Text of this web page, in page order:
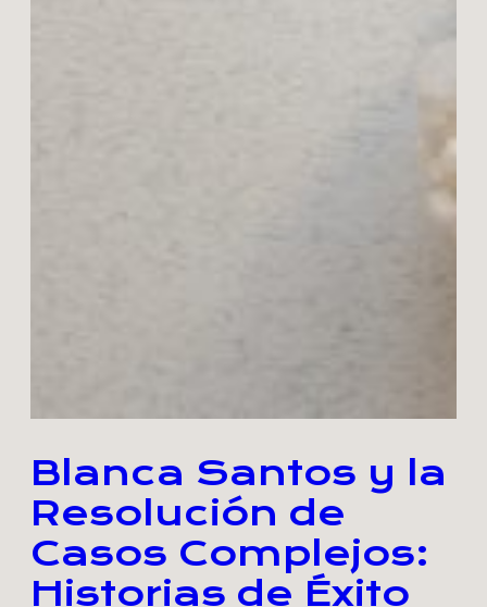
Blanca Santos y la
Resolución de
Casos Complejos:
Historias de Éxito